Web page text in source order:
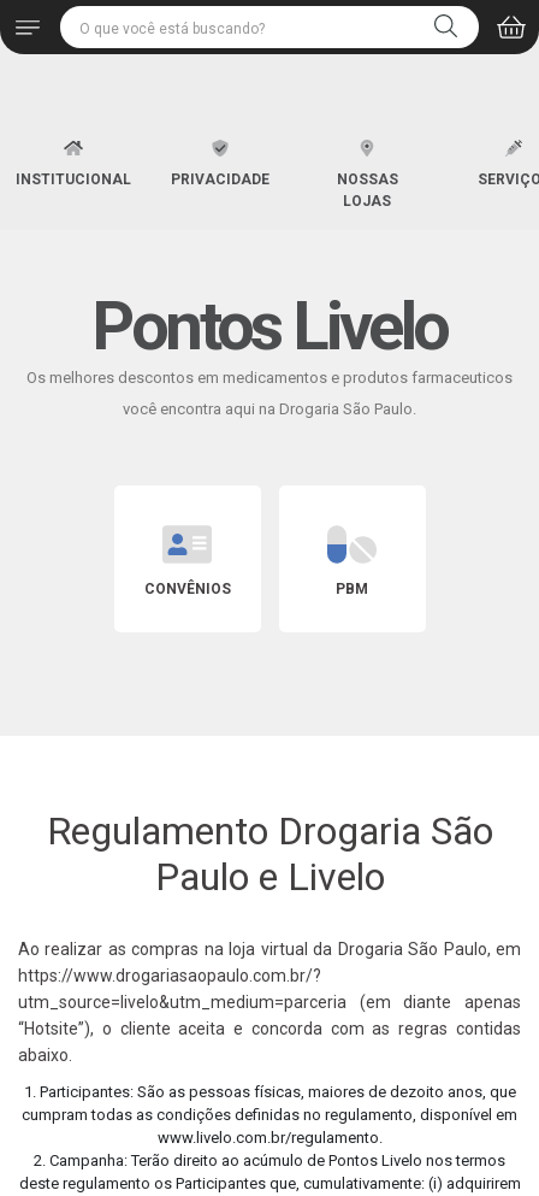
INSTITUCIONAL PRIVACIDADE
NOSSAS
LOJAS
Pontos Livelo
Os melhores descontos em medicamentos e produtos farmaceuticos
você encontra aqui na Drogaria São Paulo.
CONVÊNIOS PBM
Regulamento Drogaria São
Paulo e Livelo
Ao realizar as compras na loja virtual da Drogaria São Paulo, em
https://www.drogariasaopaulo.com.br/?
utm_source=livelo&utm_medium=parceria (em diante apenas
“Hotsite”), o cliente aceita e concorda com as regras contidas
abaixo.
1. Participantes: São as pessoas físicas, maiores de dezoito anos, que
cumpram todas as condições definidas no regulamento, disponível em
www.livelo.com.br/regulamento.
2. Campanha: Terão direito ao acúmulo de Pontos Livelo nos termos
deste regulamento os Participantes que, cumulativamente: (i) adquirirem